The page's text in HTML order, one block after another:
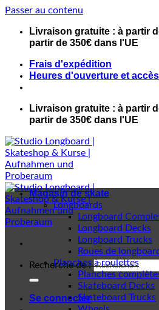
Passer au contenu
Livraison gratuite : à partir
partir de 350€ dans l'UE
Frais d'expédition
Heures d'ouverture et accès
Livraison gratuite : à partir
partir de 350€ dans l'UE
Recherche de :
Se connecter
Magasin de skate
Longboards
Longboard
Longboard Decks
Longboard Trucks
Roues de
Planches à roulettes
Planches
Skateboard Decks
Skateboard Trucks